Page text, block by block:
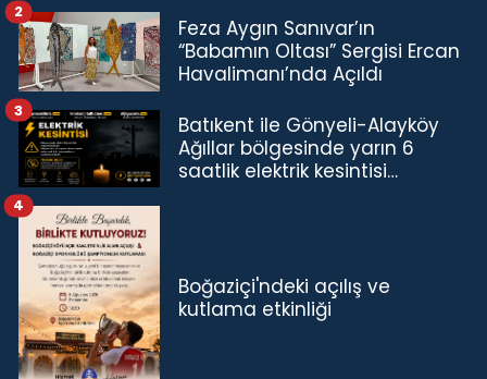
Feza Aygın Sanıvar’ın
“Babamın Oltası” Sergisi Ercan
Havalimanı’nda Açıldı
2
Batıkent ile Gönyeli-Alayköy
Ağıllar bölgesinde yarın 6
saatlik elektrik kesintisi…
3
Boğaziçi'ndeki açılış ve
kutlama etkinliği
4